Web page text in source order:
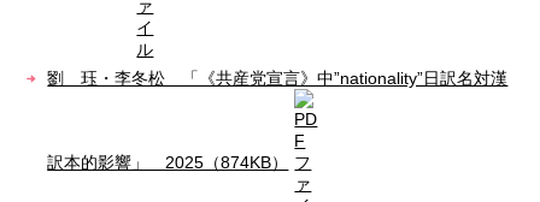
劉 珏・李冬松 「《共産党宣言》中”nationality”日訳名対漢
訳本的影響」 2025（874KB）